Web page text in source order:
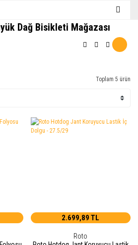
Dağ Bisikleti Mağazası
Toplam 5 ürün
2.699,89 TL
Roto